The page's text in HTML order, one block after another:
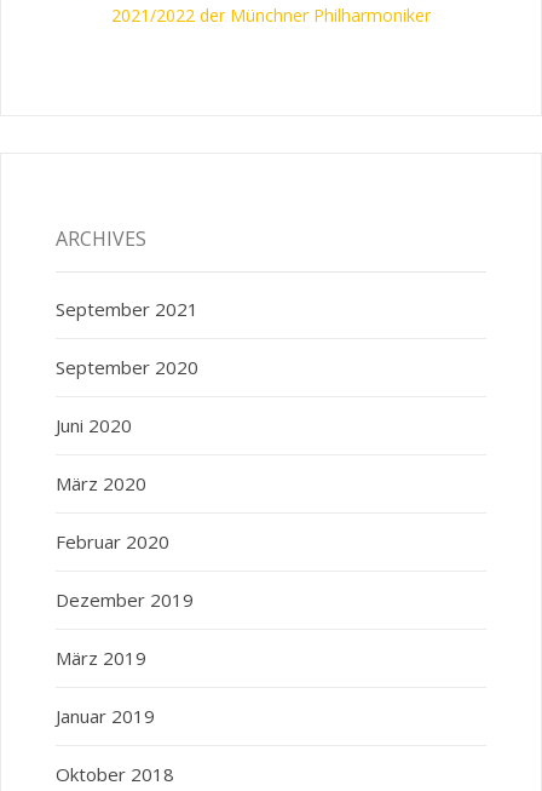
2021/2022 der Münchner Philharmoniker
ARCHIVES
September 2021
September 2020
Juni 2020
März 2020
Februar 2020
Dezember 2019
März 2019
Januar 2019
Oktober 2018